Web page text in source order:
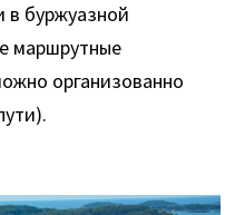
в буржуазной
маршрутные
организованно